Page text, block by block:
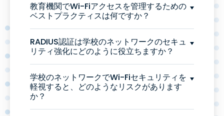
教育機関でWi-Fiアクセスを管理するための
ベストプラクティスは何ですか？
RADIUS認証は学校のネットワークのセキュ
リティ強化にどのように役立ちますか？
学校のネットワークでWi-Fiセキュリティを
軽視すると、どのようなリスクがあります
か？